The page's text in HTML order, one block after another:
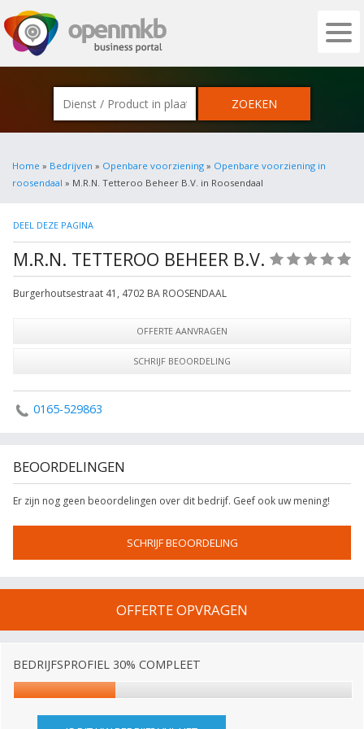
OPENMKB - DE ZAKELIJKE PORTAL
Home » Bedrijven » Openbare voorziening » Openbare voorziening in
roosendaal » M.R.N. Tetteroo Beheer B.V. in Roosendaal
DEEL DEZE PAGINA
M.R.N. TETTEROO BEHEER B.V.
Burgerhoutsestraat 41 , 4702 BA ROOSENDAAL
OFFERTE AANVRAGEN
SCHRIJF BEOORDELING
0165-529863
BEOORDELINGEN
Er zijn nog geen beoordelingen over dit bedrijf. Geef ook uw mening!
SCHRIJF BEOORDELING
OFFERTE OPVRAGEN
BEDRIJFSPROFIEL 30% COMPLEET